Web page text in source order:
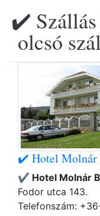
✔️ Szállás
olcsó
✔️ Hotel Molnár
✔️ Hotel Molnár
Fodor utca 143.
Telefonszám: